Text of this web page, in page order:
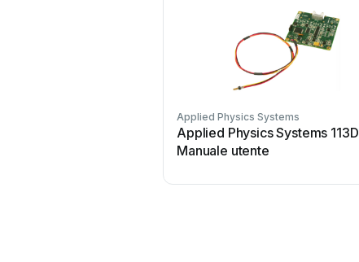
Applied Physics Systems
Applied Physics Systems 113D
Manuale utente